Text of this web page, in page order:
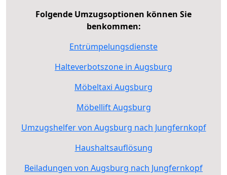
Folgende Umzugsoptionen können Sie
benkommen:
Entrümpelungsdienste
Halteverbotszone in Augsburg
Möbeltaxi Augsburg
Möbellift Augsburg
Umzugshelfer von Augsburg nach Jungfernkopf
Haushaltsauflösung
Beiladungen von Augsburg nach Jungfernkopf